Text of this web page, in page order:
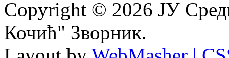
Copyright © 2026 ЈУ
Кочић" Зворник.